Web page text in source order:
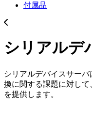
付属品
シリアルデ
シリアルデバイスサーバ
換に関する課題に対し
を提供します。